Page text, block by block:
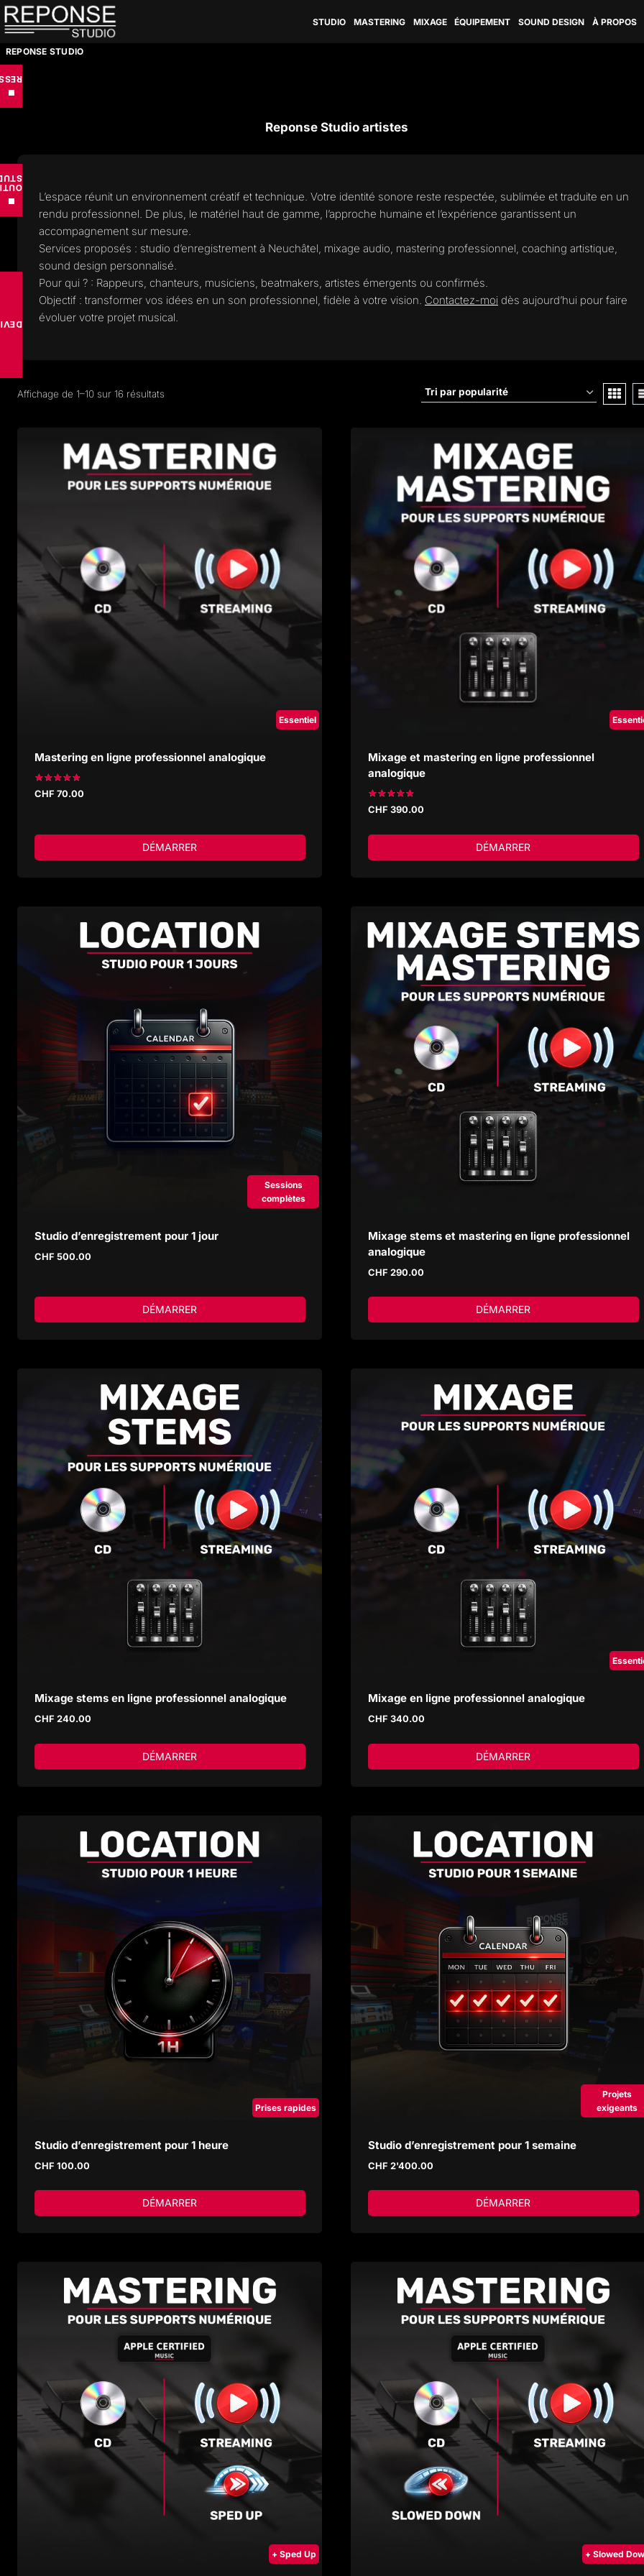
Aller
au
STUDIO MASTERING MIXAGE ÉQUIPEMENT SOUND DESIGN À PROPOS
REPONSE STUDIO
Reponse Studio artistes
L’espace réunit un environnement créatif et technique. Votre identité sonore reste respectée, sublimée et traduite en un
rendu professionnel. De plus, le matériel haut de gamme, l’approche humaine et l’expérience garantissent un
accompagnement sur mesure.
Services proposés : studio d’enregistrement à Neuchâtel, mixage audio, mastering professionnel, coaching artistique,
sound design personnalisé.
Pour qui ? : Rappeurs, chanteurs, musiciens, beatmakers, artistes émergents ou confirmés.
Objectif : transformer vos idées en un son professionnel, fidèle à votre vision. Contactez-moi dès aujourd’hui pour faire
évoluer votre projet musical.
Affichage de 1–10 sur 16 résultats
Essentiel
Mastering en ligne professionnel analogique
Note
5.00
CHF 70.00
DÉMARRER
Mixage et mastering en ligne professionnel
analogique
Note
5.00
CHF 390.00
DÉMARRER
Sessions
complètes
Studio d’enregistrement pour 1 jour
CHF 500.00
DÉMARRER
Mixage stems et mastering en ligne professionnel
analogique
CHF 290.00
DÉMARRER
Mixage stems en ligne professionnel analogique
CHF 240.00
DÉMARRER
Mixage en ligne professionnel analogique
CHF 340.00
DÉMARRER
Prises rapides
Studio d’enregistrement pour 1 heure
CHF 100.00
DÉMARRER
Projets
exigeants
Studio d’enregistrement pour 1 semaine
CHF 2'400.00
DÉMARRER
+ Sped Up + Slowed
■
■